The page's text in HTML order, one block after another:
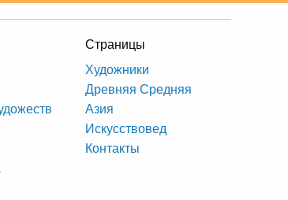
Страницы
Художники
Древняя Средняя
Азия
Искусствовед
Контакты